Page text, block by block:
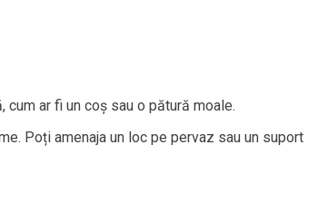
ar fi un coș sau o pătură moale.
Poți amenaja un loc pe pervaz sau un suport